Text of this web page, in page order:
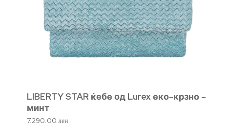
LIBERTY STAR ќебе од Lurex еко-крзно –
минт
7.290,00 ден